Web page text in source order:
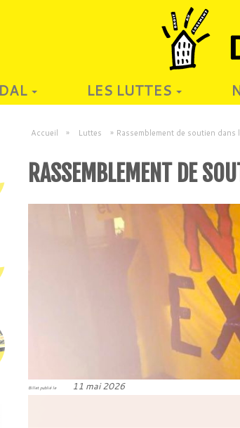
DAL LES LUTTES
Accueil » Luttes » Rassemblement de soutien
RASSEMBLEMENT DE
Billet publié le 11 mai 2026